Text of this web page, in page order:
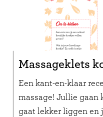
Massageklets
Een kant-en-klaar
massage! Jullie gaan
gaat lekker liggen en